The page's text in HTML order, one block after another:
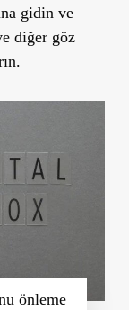
gidin ve
diğer göz
önleme